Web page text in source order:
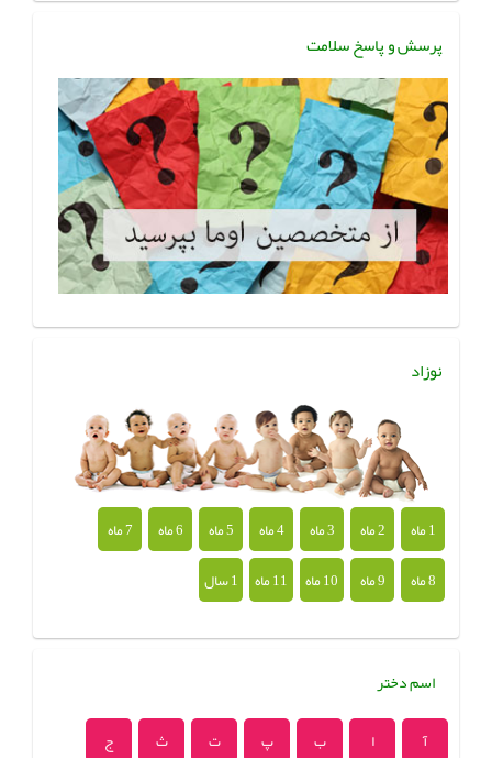
پرسش و پاسخ سلامت
نوزاد
1 ماه 2 ماه 3 ماه 4 ماه 5 ماه 6 ماه
7 ماه
8 ماه
9 ماه 10 ماه 11 ماه 1 سال
اسم دختر
آ ا ب پ ت ث
ج